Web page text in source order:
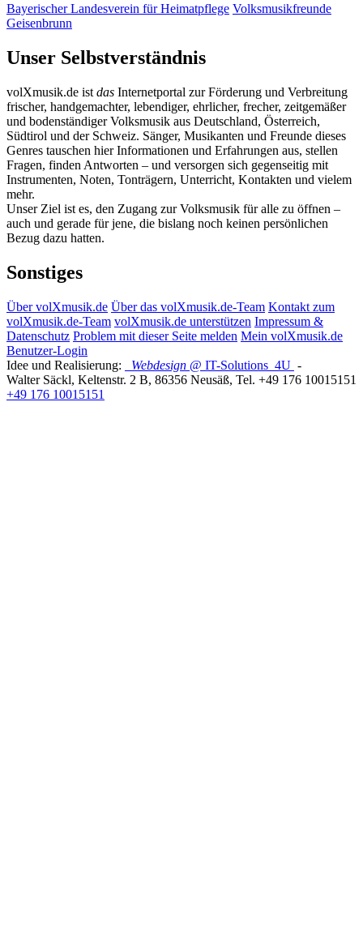
Bayerischer Landesverein für Heimatpflege Volksmusikfreunde
Geisenbrunn
Unser Selbstverständnis
volXmusik.de ist das Internetportal zur Förderung und Verbreitung
frischer, handgemachter, lebendiger, ehrlicher, frecher, zeitgemäßer
und bodenständiger Volksmusik aus Deutschland, Österreich,
Südtirol und der Schweiz. Sänger, Musikanten und Freunde dieses
Genres tauschen hier Informationen und Erfahrungen aus, stellen
Fragen, finden Antworten – und versorgen sich gegenseitig mit
Instrumenten, Noten, Tonträgern, Unterricht, Kontakten und vielem
mehr.
Unser Ziel ist es, den Zugang zur Volksmusik für alle zu öffnen –
auch und gerade für jene, die bislang noch keinen persönlichen
Bezug dazu hatten.
Sonstiges
Über volXmusik.de Über das volXmusik.de-Team Kontakt zum
volXmusik.de-Team volXmusik.de unterstützen Impressum &
Datenschutz Problem mit dieser Seite melden Mein volXmusik.de
Benutzer-Login
Idee und Realisierung:
Webdesign @ IT-Solutions 4U -
Walter Säckl, Keltenstr. 2 B, 86356 Neusäß, Tel. +49 176 10015151
+49 176 10015151